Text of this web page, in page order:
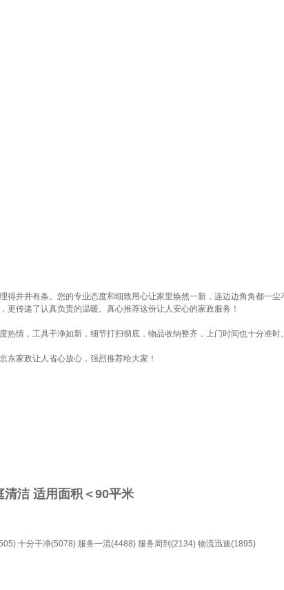
井井有条。您的专业态度和细致用心让家里焕然一新，连边边角角都一
传递了认真负责的温暖。真心推荐这份让人安心的家政服务！
情，工具干净如新，细节打扫彻底，物品收纳整齐，上门时间也十分准
东家政让人省心放心，强烈推荐给大家！
洁 适用面积＜90平米
十分干净(5078) 服务一流(4488) 服务周到(2134) 物流迅速(1895)